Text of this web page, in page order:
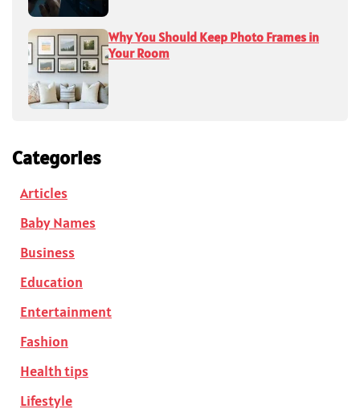
Why You Should Keep Photo Frames in
Your Room
Categories
Articles
Baby Names
Business
Education
Entertainment
Fashion
Health tips
Lifestyle